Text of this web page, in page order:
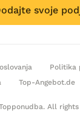
svoje
Politika
Top-Angebot.de
All rights